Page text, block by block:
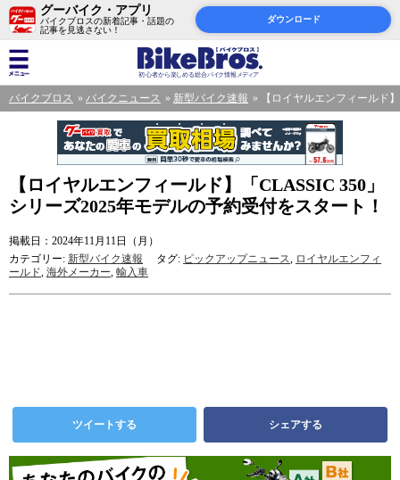
グーバイク・アプリ
バイクブロスの新着記事・話題の
記事を見逃さない！
ダウンロード
バイクブロス バイクニュース 新型バイク速報 【ロイヤルエンフィールド
【ロイヤルエンフィールド】「CLASSIC 350」
シリーズ2025年モデルの予約受付をスタート！
掲載日：2024年11月11日（月）
カテゴリー: 新型バイク速報 タグ: ピックアップニュース, ロイヤルエンフィ
ールド, 海外メーカー, 輸入車
ツイートする シェアする